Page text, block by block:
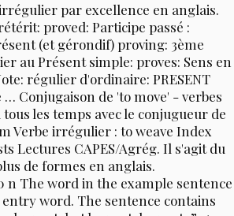
par excellence en anglais.
proved: Participe passé :
(et gérondif) proving: 3ème
au Présent simple: proves: Sens en
régulier d'ordinaire: PRESENT
… Conjugaison de 'to move' - verbes
les temps avec le conjugueur de
Verbe irrégulier : to weave Index
Lectures CAPES/Agrég. Il s'agit du
de formes en anglais.
n The word in the example sentence
word. The sentence contains